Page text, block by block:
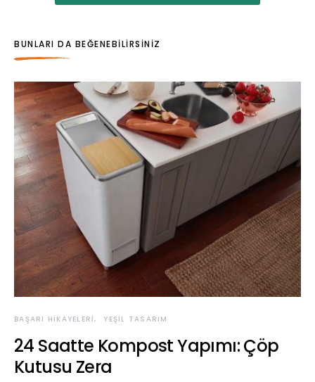
BUNLARI DA BEĞENEBILIRSINIZ
BAŞARI HIKAYELERI YEŞIL TASARIM
24 Saatte Kompost Yapımı: Çöp
Kutusu Zera